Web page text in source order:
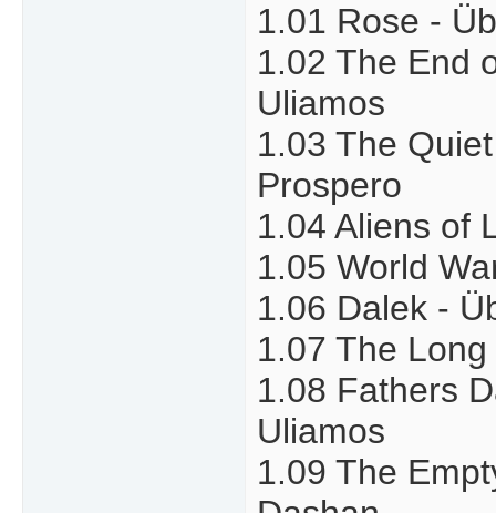
1.01 Rose -
1.02 The End
Uliamos
1.03 The
Prospero
1.04 Aliens of
1.05 World
1.06 Dalek -
1.07 The
1.08 Fathers
Uliamos
1.09 The